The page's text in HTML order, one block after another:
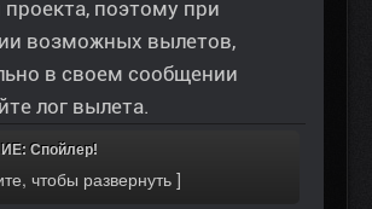
поэтому при
возможных вылетов,
в своем сообщении
лог вылета.
Спойлер!